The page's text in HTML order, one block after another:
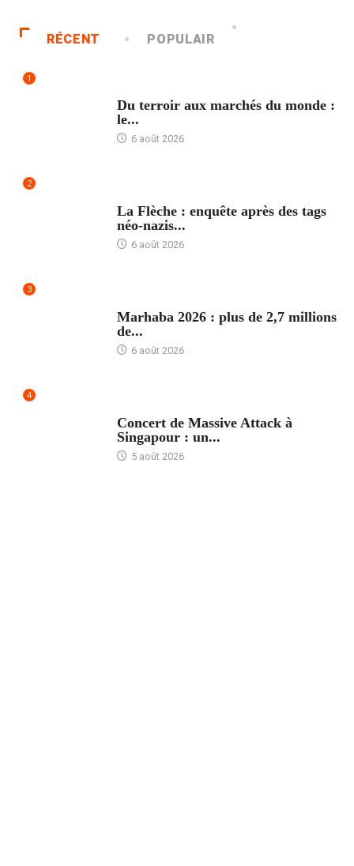
RÉCENT POPULAIR
1
Du terroir aux marchés du monde :
le...
6 août 2026
2
La Flèche : enquête après des tags
néo-nazis...
6 août 2026
3
Marhaba 2026 : plus de 2,7 millions
de...
6 août 2026
4
Concert de Massive Attack à
Singapour : un...
5 août 2026